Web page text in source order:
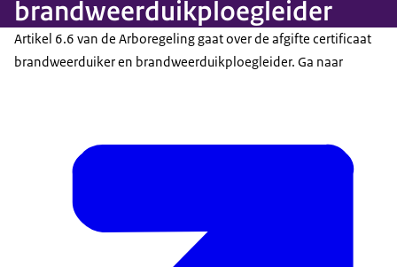
brandweerduikploegleider
Artikel 6.6 van de Arboregeling gaat over de afgifte certificaat
brandweerduiker en brandweerduikploegleider. Ga naar